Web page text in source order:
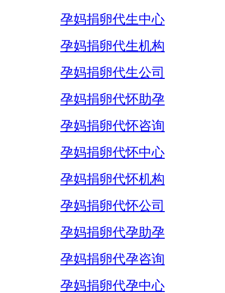
孕妈捐卵代生中心
孕妈捐卵代生机构
孕妈捐卵代生公司
孕妈捐卵代怀助孕
孕妈捐卵代怀咨询
孕妈捐卵代怀中心
孕妈捐卵代怀机构
孕妈捐卵代怀公司
孕妈捐卵代孕助孕
孕妈捐卵代孕咨询
孕妈捐卵代孕中心